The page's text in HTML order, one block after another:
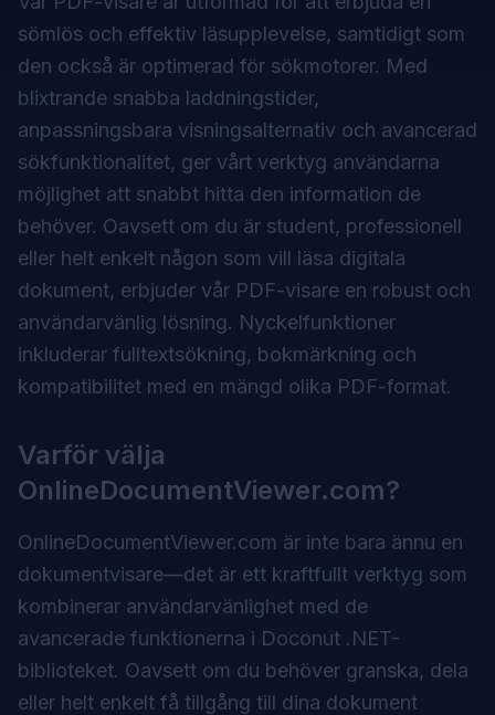
sömlös och effektiv läsupplevelse, samtidigt som
den också är optimerad för sökmotorer. Med
blixtrande snabba laddningstider,
anpassningsbara visningsalternativ och avancerad
sökfunktionalitet, ger vårt verktyg användarna
möjlighet att snabbt hitta den information de
behöver. Oavsett om du är student, professionell
eller helt enkelt någon som vill läsa digitala
dokument, erbjuder vår PDF-visare en robust och
användarvänlig lösning. Nyckelfunktioner
inkluderar fulltextsökning, bokmärkning och
kompatibilitet med en mängd olika PDF-format.
Varför välja
OnlineDocumentViewer.com?
OnlineDocumentViewer.com är inte bara ännu en
dokumentvisare—det är ett kraftfullt verktyg som
kombinerar användarvänlighet med de
avancerade funktionerna i Doconut .NET-
biblioteket. Oavsett om du behöver granska, dela
eller helt enkelt få tillgång till dina dokument